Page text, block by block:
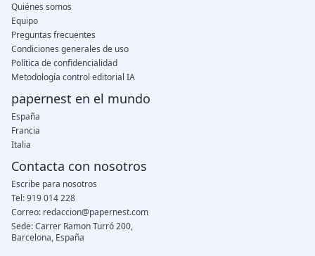
Quiénes somos
Equipo
Preguntas frecuentes
Condiciones generales de uso
Política de confidencialidad
Metodología control editorial IA
papernest en el mundo
España
Francia
Italia
Contacta con nosotros
Escribe para nosotros
Tel: 919 014 228
Correo: redaccion@papernest.com
Sede: Carrer Ramon Turró 200,
Barcelona, España